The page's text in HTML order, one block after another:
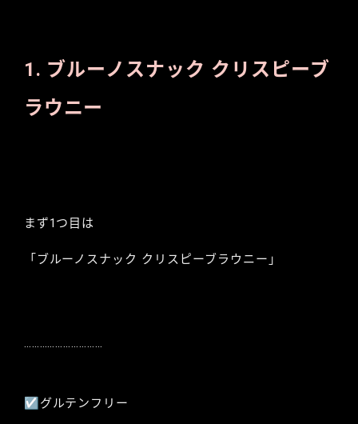
1. ブルーノスナック クリスピーブ
ラウニー
まず1つ目は
「ブルーノスナック クリスピーブラウニー」
…………………………
☑︎グルテンフリー